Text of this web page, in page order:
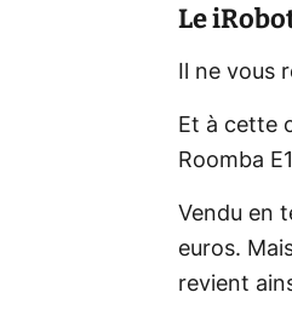
Le
Il ne vous
Et à cette
Roomba
Vendu en
euros.
revient